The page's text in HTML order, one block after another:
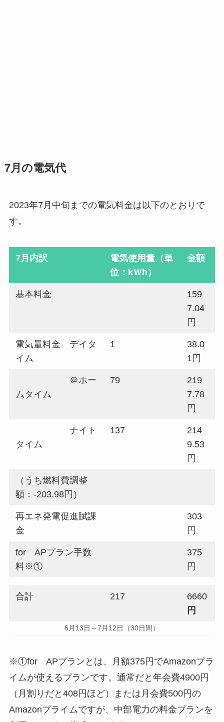
7月の電気代
2023年7月中旬までの電気料金は以下のとおりで
す。
7月内訳
電気使用量（単
位：kＷh）
金額
基本料金
159
7.04
円
電気量料金 デイタ
イム
1
38.0
1円
＠ホー
ムタイム
79
219
7.78
円
ナイト
タイム
137
214
9.53
円
（うち燃料費調整
額：-203.98円）
再エネ発電促進賦課
金
303
円
for APプラン手数
料※①
375
円
合計 217
6660
円
6月13日～7月12日（30日間）
※①for APプランとは、月額375円でAmazonプラ
イムが使えるプランです。通常だと年会費4900円
（月割りだと408円ほど）または月会費500円の
Amazonプライムですが、中部電力の料金プランを